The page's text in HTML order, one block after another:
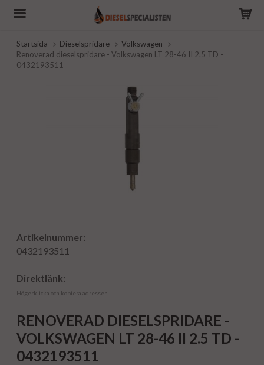
Startsida Dieselspridare
Volkswagen
Renoverad dieselspridare - Volkswagen LT 28-46 II 2.5 TD -
0432193511
Artikelnummer:
0432193511
Direktlänk:
Högerklicka och kopiera adressen
RENOVERAD DIESELSPRIDARE -
VOLKSWAGEN LT 28-46 II 2.5 TD -
0432193511